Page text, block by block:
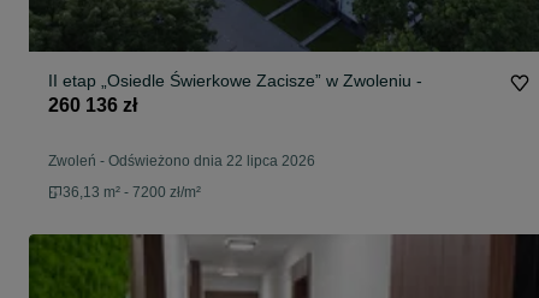
II etap „Osiedle Świerkowe Zacisze” w Zwoleniu -
260 136 zł
Zwoleń - Odświeżono dnia 22 lipca 2026
36,13 m² - 7200 zł/m²